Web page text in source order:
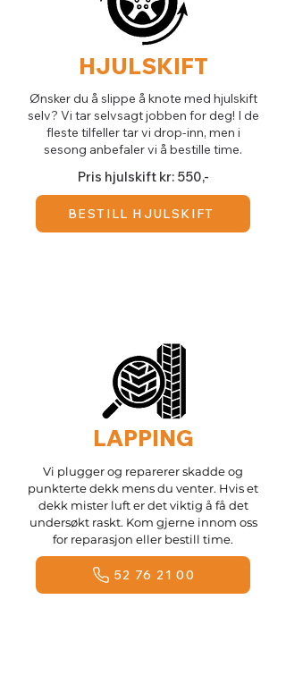
HJULSKIFT
Ønsker du å slippe å knote med hjulskift
selv? Vi tar selvsagt jobben for deg! I de
fleste tilfeller tar vi drop-inn, men i
sesong anbefaler vi å bestille time.
Pris hjulskift kr: 550,-
BESTILL HJULSKIFT
LAPPING
Vi plugger og reparerer skadde og
punkterte dekk mens du venter. Hvis et
dekk mister luft er det viktig å få det
undersøkt raskt. Kom gjerne innom oss
for reparasjon eller bestill time.
52 76 21 00